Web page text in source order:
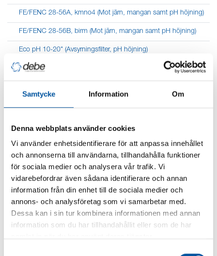
Samtycke Information Om
Denna webbplats använder cookies
Vi använder enhetsidentifierare för att anpassa innehållet
och annonserna till användarna, tillhandahålla funktioner
för sociala medier och analysera vår trafik. Vi
vidarebefordrar även sådana identifierare och annan
information från din enhet till de sociala medier och
annons- och analysföretag som vi samarbetar med.
Dessa kan i sin tur kombinera informationen med annan
information som du har tillhandahållit eller som de har
FE/FENC 28-56A, kmno4 (Mot järn, mangan samt pH höjning)
FE/FENC 28-56B, birm (Mot järn, mangan samt pH höjning)
Eco pH 10-20" (Avsyrningsfilter, pH höjning)
NC 10-20" (Avsyrningsfilter, pH höjning)
Eco Max Cab (Mot järn, mangan, kalk och humus)
Empro 100 (Osmosanläggning mot t.ex. klorid, arsenik, bly, fluorid
Empro 500 (Osmosanläggning mot t.ex. klorid, arsenik, bly, fluorid